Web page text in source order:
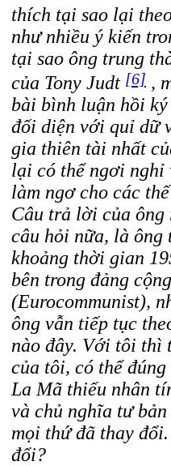
thích tại sao lại
như nhiều ý kiến
tại sao ông trung
của Tony Judt [6] ,
bài bình luận hồi
đối diện với quỉ dữ
gia thiên tài nhất
lại có thể ngơi nghỉ
làm ngơ cho các
Câu trả lời của ông
câu hỏi nữa, là ông
khoảng thời gian
bên trong đảng
(Eurocommunist),
ông vẫn tiếp tục
nào đây. Với tôi thì
của tôi, có thể
La Mã thiếu nhân
và chủ nghĩa tư
mọi thứ đã thay
đổi?